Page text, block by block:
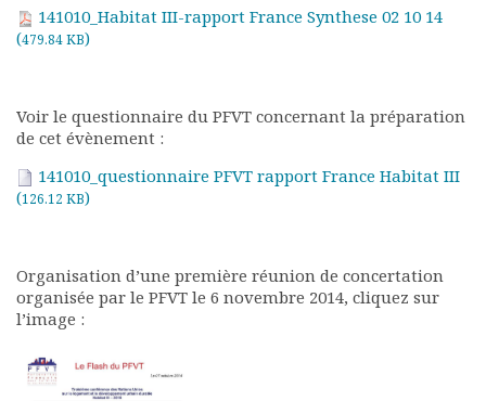
Statuts de l’association
Vie de l’association
Comptes rendus mensuels
Rapports moraux
Rapports financiers
Nous rejoindre
Comité de rédaction
Bulletins Villes en
développement
Ressources
141010_Habitat III-rapport France Synthese 02 10 14
(479.84 KB)
Voir le questionnaire du PFVT concernant la préparation
de cet évènement :
141010_questionnaire PFVT rapport France Habitat III
(126.12 KB)
Organisation d’une première réunion de concertation
organisée par le PFVT le 6 novembre 2014, cliquez sur
l’image :